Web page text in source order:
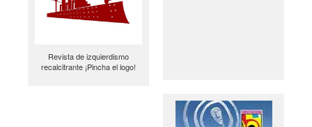
Revista de izquierdismo
recalcitrante ¡Pincha el logo!